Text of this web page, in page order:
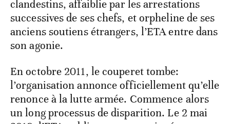
clandestins, affaiblie par les arrestations
successives de ses chefs, et orpheline de ses
anciens soutiens étrangers, l’ETA entre dans
son agonie.
En octobre 2011, le couperet tombe:
l’organisation annonce officiellement qu’elle
renonce à la lutte armée. Commence alors
un long processus de disparition. Le 2 mai